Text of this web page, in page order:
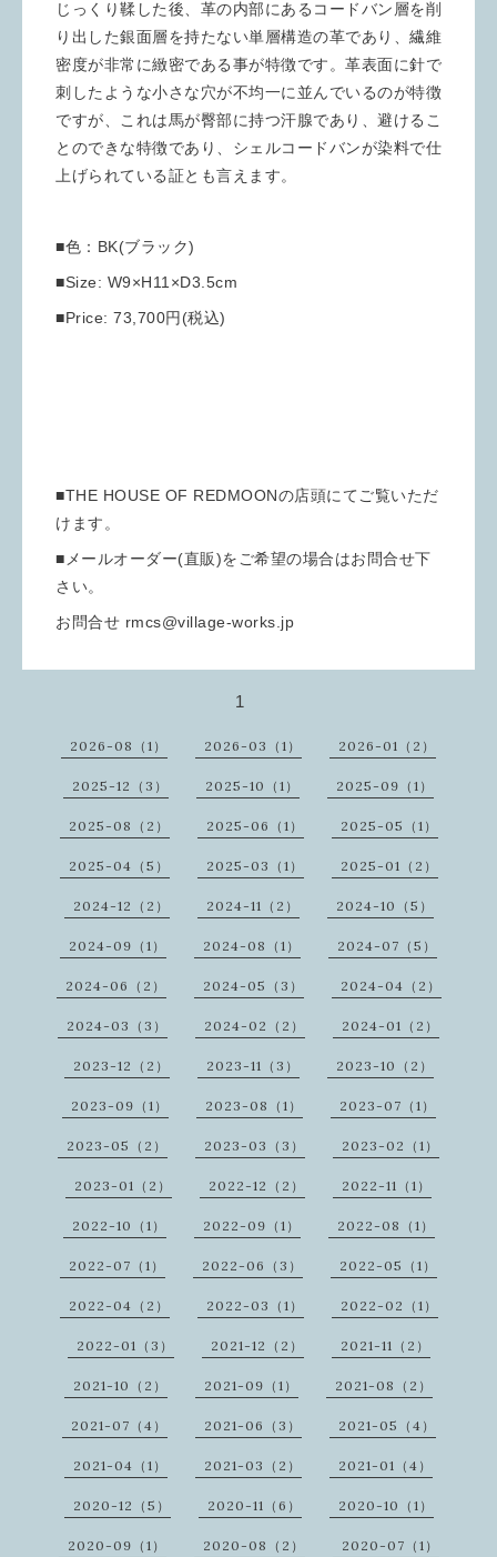
じっくり鞣した後、革の内部にあるコードバン層を削
り出した銀面層を持たない単層構造の革であり、繊維
密度が非常に緻密である事が特徴です。革表面に針で
刺したような小さな穴が不均一に並んでいるのが特徴
ですが、これは馬が臀部に持つ汗腺であり、避けるこ
とのできな特徴であり、シェルコードバンが染料で仕
上げられている証とも言えます。
■色：BK(ブラック)
■Size: W9×H11×D3.5cm
■Price: 73,700円(税込)
■THE HOUSE OF REDMOONの店頭にてご覧いただ
けます。
■メールオーダー(直販)をご希望の場合はお問合せ下
さい。
お問合せ rmcs@village-works.jp
1
2026-08（1） 2026-03（1） 2026-01（2）
2025-12（3） 2025-10（1） 2025-09（1）
2025-08（2） 2025-06（1） 2025-05（1）
2025-04（5） 2025-03（1） 2025-01（2）
2024-12（2） 2024-11（2） 2024-10（5）
2024-09（1） 2024-08（1） 2024-07（5）
2024-06（2） 2024-05（3） 2024-04（2）
2024-03（3） 2024-02（2） 2024-01（2）
2023-12（2） 2023-11（3） 2023-10（2）
2023-09（1） 2023-08（1） 2023-07（1）
2023-05（2） 2023-03（3） 2023-02（1）
2023-01（2） 2022-12（2） 2022-11（1）
2022-10（1） 2022-09（1） 2022-08（1）
2022-07（1） 2022-06（3） 2022-05（1）
2022-04（2） 2022-03（1） 2022-02（1）
2022-01（3） 2021-12（2） 2021-11（2）
2021-10（2） 2021-09（1） 2021-08（2）
2021-07（4） 2021-06（3） 2021-05（4）
2021-04（1） 2021-03（2） 2021-01（4）
2020-12（5） 2020-11（6） 2020-10（1）
2020-09（1） 2020-08（2） 2020-07（1）